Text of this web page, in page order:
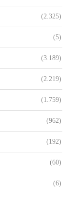
(2.325)
(5)
(3.189)
(2.219)
(1.759)
(962)
(192)
(60)
(6)